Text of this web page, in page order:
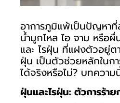
อาการภูมิแพ้เป็นปัญหาที่
น้ำมูกไหล ไอ จาม หรือ
และ ไรฝุ่น ที่แฝงตัวอยู่
ฝุ่น เป็นตัวช่วยหลักในก
ได้จริงหรือไม่? บทควา
ฝุ่นและไรฝุ่น: ตัวการร้า